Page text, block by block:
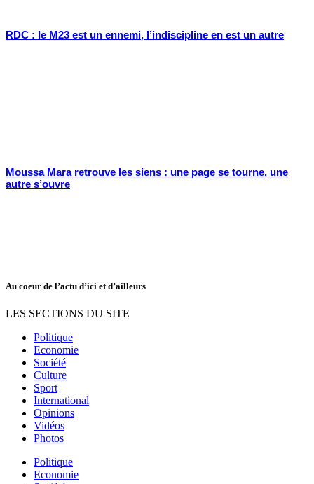
RDC : le M23 est un ennemi, l’indiscipline en est un autre
Moussa Mara retrouve les siens : une page se tourne, une
autre s’ouvre
Au coeur de l’actu d’ici et d’ailleurs
LES SECTIONS DU SITE
Politique
Economie
Société
Culture
Sport
International
Opinions
Vidéos
Photos
Politique
Economie